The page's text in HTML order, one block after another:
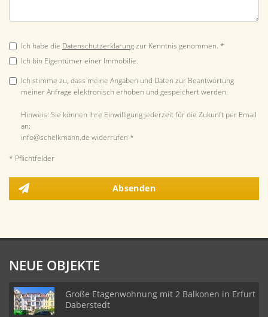
Ich habe die Datenschutzerklärungzur Kenntnis genommen. *
Ich bin Eigentümer einer Immobilie.
Ich stimme zu, dass meine Angaben und Daten zur Beantwortung
meiner Anfrage elektronisch erhoben und gespeichert werden.
Hinweis: Sie können Ihre Einwilligung jederzeit für die Zukunft per Email
an:
info@schelkmann.de widerrufen *
* Pflichtfelder
Absenden
NEUE OBJEKTE
Große Etagenwohnung mit 2 Balkonen in Erfurt
Daberstedt